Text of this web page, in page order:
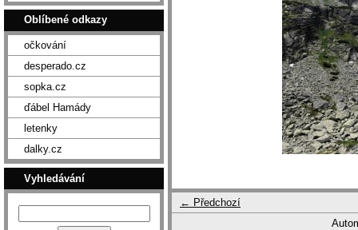
← Předchozí
Oblíbené odkazy
očkování
desperado.cz
sopka.cz
ďábel Hamády
letenky
dalky.cz
Vyhledávání